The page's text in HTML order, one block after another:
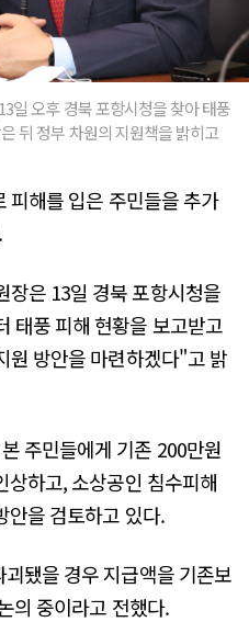
일 오후 경북 포항시청을 찾아 태풍
뒤 정부 차원의 지원책을 밝히고
피해를 입은 주민들을 추가
장은 13일 경북 포항시청을
태풍 피해 현황을 보고받고
원 방안을 마련하겠다"고 밝
주민들에게 기존 200만원
상하고, 소상공인 침수피해
안을 검토하고 있다.
됐을 경우 지급액을 기존보
의 중이라고 전했다.